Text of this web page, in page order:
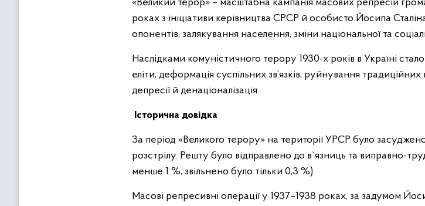
«Великий терор» – масштабна кампанія масових репресій
роках з ініціативи керівництва СРСР й особисто Йосипа
опонентів, залякування населення, зміни національної та
Наслідками комуністичного терору 1930-х років в Україні
еліти, деформація суспільних зв’язків, руйнування
депресії й денаціоналізація.
Історична довідка
За період «Великого терору» на території УРСР було
розстрілу. Решту було відправлено до в`язниць та виправно-
менше 1 %, звільнено було тільки 0,3 %).
Масові репресивні операції у 1937–1938 роках, за задумом